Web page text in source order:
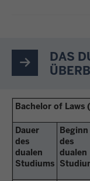
DAS
Bachelor of
Dauer
des
dualen
Studiums
Beginn
des
dualen